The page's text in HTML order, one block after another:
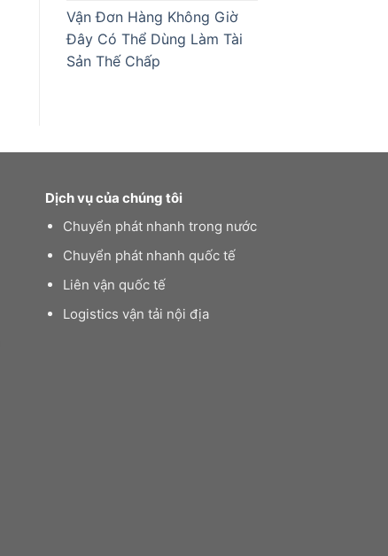
Vận Đơn Hàng Không Giờ
Đây Có Thể Dùng Làm Tài
Sản Thế Chấp
Dịch vụ của chúng tôi
Chuyển phát nhanh trong nước
Chuyển phát nhanh quốc tế
Liên vận quốc tế
Logistics vận tải nội địa